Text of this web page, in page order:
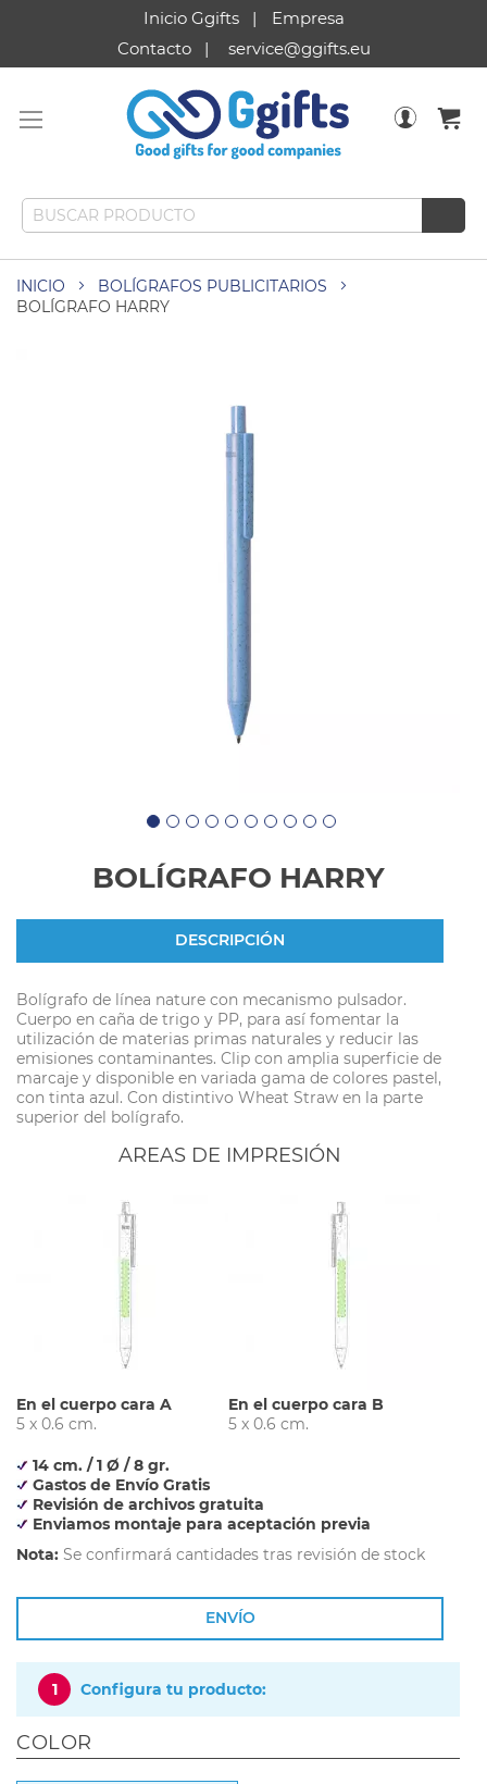
Inicio Ggifts
Empresa
Contacto
service@ggifts.eu
INICIO
BOLÍGRAFOS PUBLICITARIOS
BOLÍGRAFO HARRY
BOLÍGRAFO HARRY
DESCRIPCIÓN
Bolígrafo de línea nature con mecanismo pulsador.
Cuerpo en caña de trigo y PP, para así fomentar la
utilización de materias primas naturales y reducir las
emisiones contaminantes. Clip con amplia superficie de
marcaje y disponible en variada gama de colores pastel,
con tinta azul. Con distintivo Wheat Straw en la parte
superior del bolígrafo.
AREAS DE IMPRESIÓN
En el cuerpo cara A
5 x 0.6 cm.
En el cuerpo cara B
5 x 0.6 cm.
14 cm. / 1 Ø / 8 gr.
Gastos de Envío Gratis
Revisión de archivos gratuita
Enviamos montaje para aceptación previa
Nota: Se confirmará cantidades tras revisión de stock
ENVÍO
1 Configura tu producto:
COLOR